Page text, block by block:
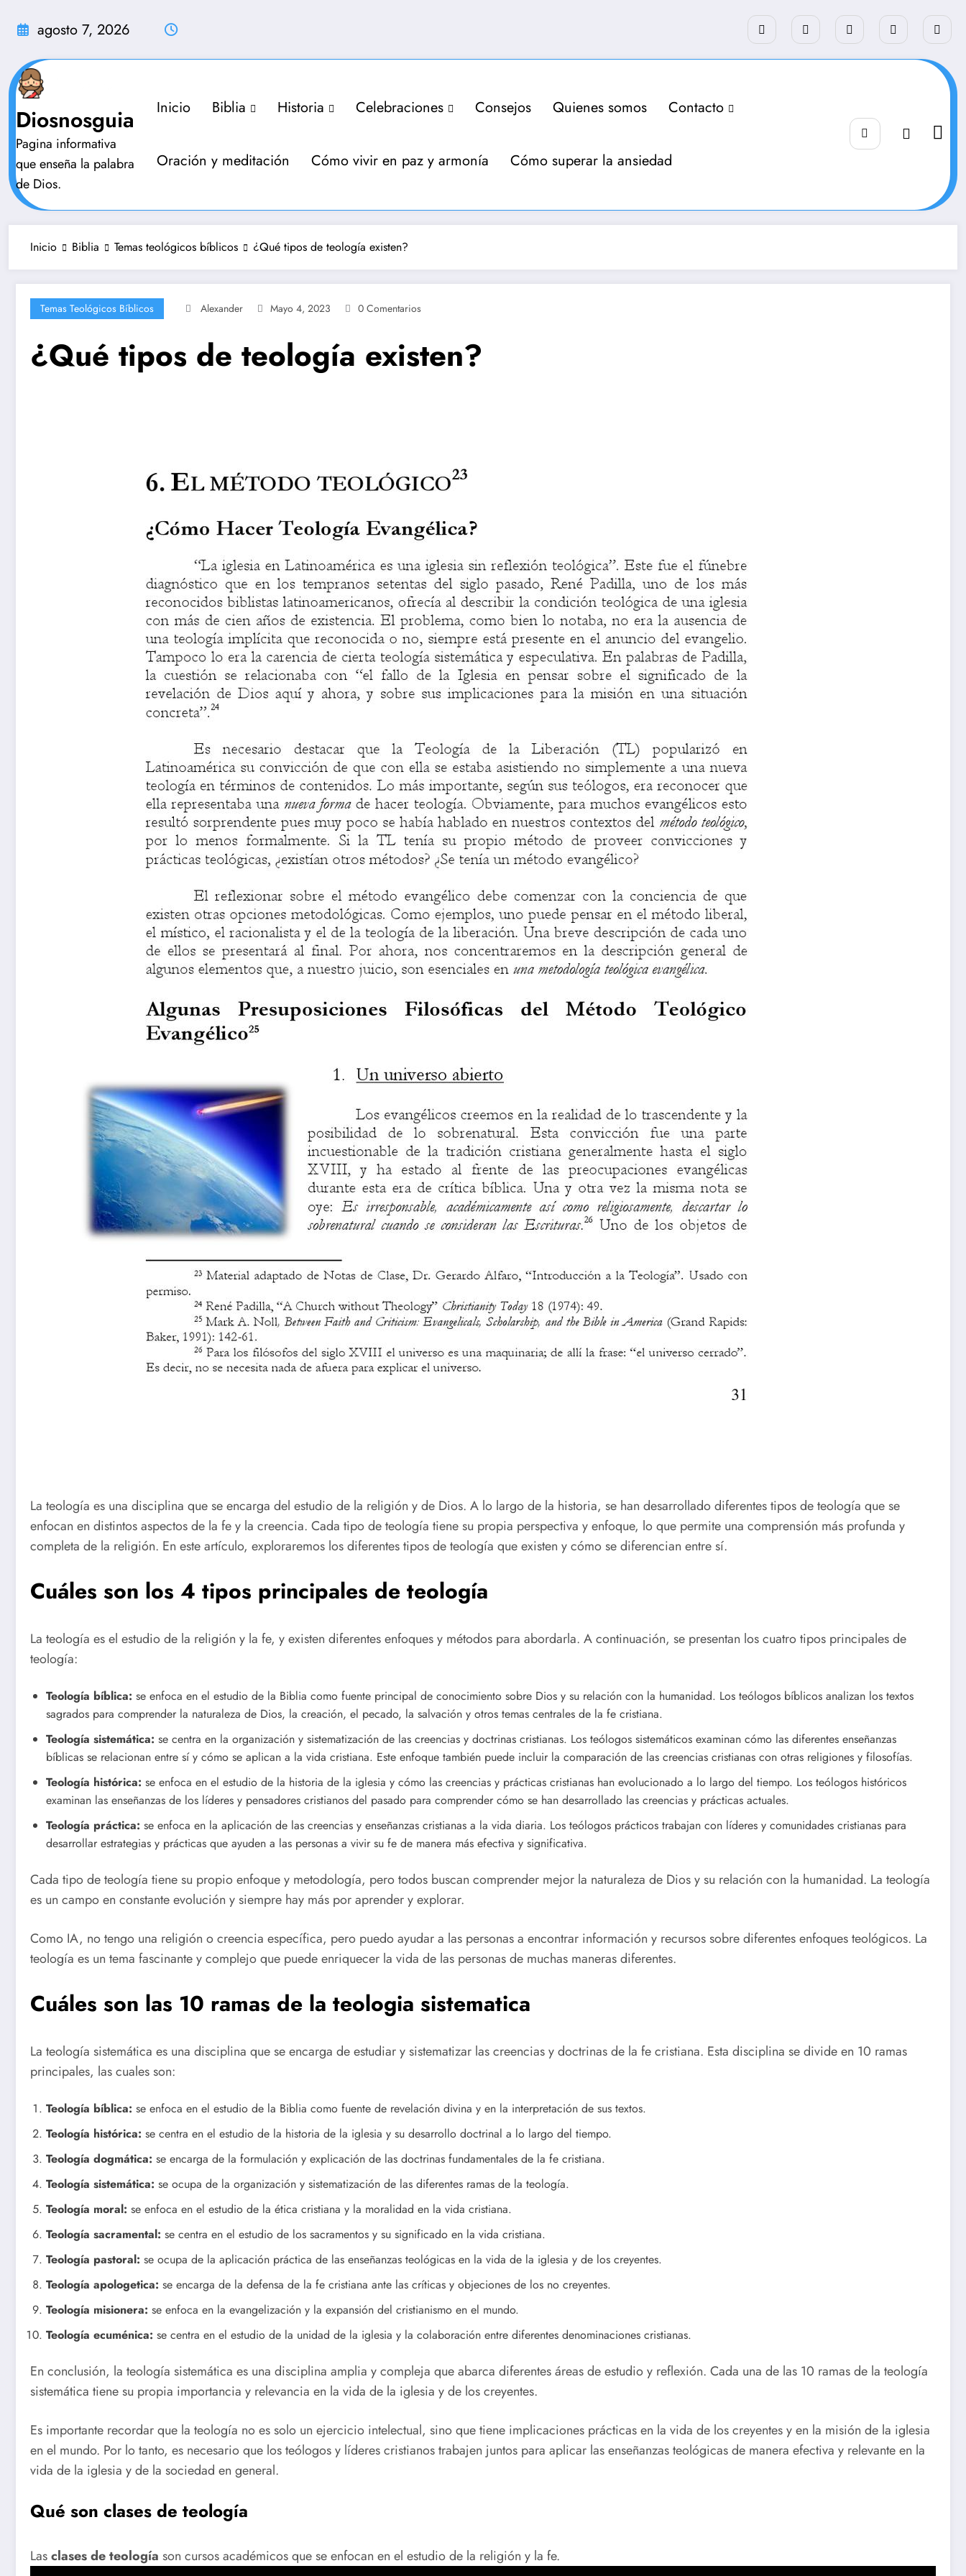
agosto 7, 2026
Diosnosguia
Pagina informativa
que enseña la palabra
de Dios.
Inicio Biblia Historia Celebraciones Consejos Quienes somos Contacto
Oración y meditación Cómo vivir en paz y armonía Cómo superar la ansiedad
Inicio Biblia Temas teológicos bíblicos ¿Qué tipos de teología existen?
Temas Teológicos Bíblicos Alexander Mayo 4, 2023 0 Comentarios
¿Qué tipos de teología existen?
La teología es una disciplina que se encarga del estudio de la religión y de Dios. A lo largo de la historia, se han desarrollado diferentes tipos de teología que se
enfocan en distintos aspectos de la fe y la creencia. Cada tipo de teología tiene su propia perspectiva y enfoque, lo que permite una comprensión más profunda y
completa de la religión. En este artículo, exploraremos los diferentes tipos de teología que existen y cómo se diferencian entre sí.
Cuáles son los 4 tipos principales de teología
La teología es el estudio de la religión y la fe, y existen diferentes enfoques y métodos para abordarla. A continuación, se presentan los cuatro tipos principales de
teología:
Teología bíblica: se enfoca en el estudio de la Biblia como fuente principal de conocimiento sobre Dios y su relación con la humanidad. Los teólogos bíblicos analizan los textos
sagrados para comprender la naturaleza de Dios, la creación, el pecado, la salvación y otros temas centrales de la fe cristiana.
Teología sistemática: se centra en la organización y sistematización de las creencias y doctrinas cristianas. Los teólogos sistemáticos examinan cómo las diferentes enseñanzas
bíblicas se relacionan entre sí y cómo se aplican a la vida cristiana. Este enfoque también puede incluir la comparación de las creencias cristianas con otras religiones y filosofías.
Teología histórica: se enfoca en el estudio de la historia de la iglesia y cómo las creencias y prácticas cristianas han evolucionado a lo largo del tiempo. Los teólogos históricos
examinan las enseñanzas de los líderes y pensadores cristianos del pasado para comprender cómo se han desarrollado las creencias y prácticas actuales.
Teología práctica: se enfoca en la aplicación de las creencias y enseñanzas cristianas a la vida diaria. Los teólogos prácticos trabajan con líderes y comunidades cristianas para
desarrollar estrategias y prácticas que ayuden a las personas a vivir su fe de manera más efectiva y significativa.
Cada tipo de teología tiene su propio enfoque y metodología, pero todos buscan comprender mejor la naturaleza de Dios y su relación con la humanidad. La teología
es un campo en constante evolución y siempre hay más por aprender y explorar.
Como IA, no tengo una religión o creencia específica, pero puedo ayudar a las personas a encontrar información y recursos sobre diferentes enfoques teológicos. La
teología es un tema fascinante y complejo que puede enriquecer la vida de las personas de muchas maneras diferentes.
Cuáles son las 10 ramas de la teologia sistematica
La teología sistemática es una disciplina que se encarga de estudiar y sistematizar las creencias y doctrinas de la fe cristiana. Esta disciplina se divide en 10 ramas
principales, las cuales son:
Teología bíblica: se enfoca en el estudio de la Biblia como fuente de revelación divina y en la interpretación de sus textos.
Teología histórica: se centra en el estudio de la historia de la iglesia y su desarrollo doctrinal a lo largo del tiempo.
Teología dogmática: se encarga de la formulación y explicación de las doctrinas fundamentales de la fe cristiana.
Teología sistemática: se ocupa de la organización y sistematización de las diferentes ramas de la teología.
Teología moral: se enfoca en el estudio de la ética cristiana y la moralidad en la vida cristiana.
Teología sacramental: se centra en el estudio de los sacramentos y su significado en la vida cristiana.
Teología pastoral: se ocupa de la aplicación práctica de las enseñanzas teológicas en la vida de la iglesia y de los creyentes.
Teología apologetica: se encarga de la defensa de la fe cristiana ante las críticas y objeciones de los no creyentes.
Teología misionera: se enfoca en la evangelización y la expansión del cristianismo en el mundo.
Teología ecuménica: se centra en el estudio de la unidad de la iglesia y la colaboración entre diferentes denominaciones cristianas.
En conclusión, la teología sistemática es una disciplina amplia y compleja que abarca diferentes áreas de estudio y reflexión. Cada una de las 10 ramas de la teología
sistemática tiene su propia importancia y relevancia en la vida de la iglesia y de los creyentes.
Es importante recordar que la teología no es solo un ejercicio intelectual, sino que tiene implicaciones prácticas en la vida de los creyentes y en la misión de la iglesia
en el mundo. Por lo tanto, es necesario que los teólogos y líderes cristianos trabajen juntos para aplicar las enseñanzas teológicas de manera efectiva y relevante en la
vida de la iglesia y de la sociedad en general.
Qué son clases de teología
Lasclases de teología son cursos académicos que se enfocan en el estudio de la religión y la fe.